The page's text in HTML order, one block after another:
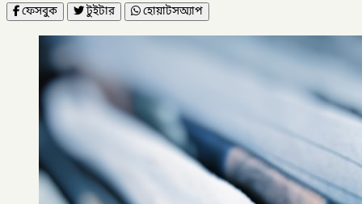
ফেসবুক
টুইটার হোয়াটসঅ্যাপ